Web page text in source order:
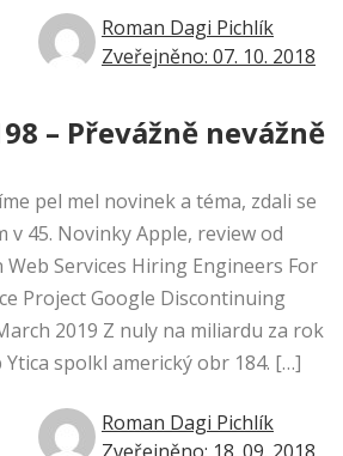
Roman Dagi Pichlík
Zveřejněno: 07. 10. 2018
– Převážně nevážně
pel mel novinek a téma, zdali se
v 45. Novinky Apple, review od
Services Hiring Engineers For
Project Google Discontinuing
2019 Z nuly na miliardu za rok
spolkl americký obr 184. […]
Roman Dagi Pichlík